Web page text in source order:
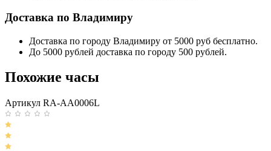
Доставка по Владимиру
Доставка по городу Владимиру от 5000 руб бесплатно.
До 5000 рублей доставка по городу 500 рублей.
Похожие часы
Артикул RA-AA0006L